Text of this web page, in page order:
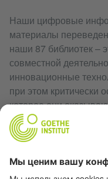
Наши цифровые
материалы
наши 87 библиотек –
совместной
инновационные
при этом критически
которое они
Благодаря
информационным
программам
фестивалям, мы